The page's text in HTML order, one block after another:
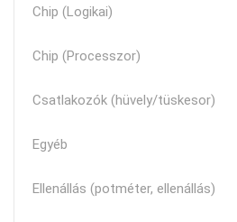
Chip (Logikai)
Chip (Processzor)
Csatlakozók (hüvely/tüskesor)
Egyéb
Ellenállás (potméter, ellenállás)